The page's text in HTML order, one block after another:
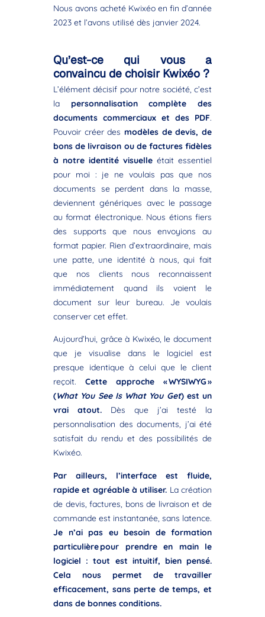
Nous avons acheté Kwixéo en fin d’année
2023 et l’avons utilisé dès janvier 2024.
Qu’est-ce qui vous a
convaincu de choisir Kwixéo ?
L’élément décisif pour notre société, c’est
la personnalisation complète des
documents commerciaux et des PDF.
Pouvoir créer des modèles de devis, de
bons de livraison ou de factures fidèles
à notre identité visuelle était essentiel
pour moi : je ne voulais pas que nos
documents se perdent dans la masse,
deviennent génériques avec le passage
au format électronique. Nous étions fiers
des supports que nous envoyions au
format papier. Rien d’extraordinaire, mais
une patte, une identité à nous, qui fait
que nos clients nous reconnaissent
immédiatement quand ils voient le
document sur leur bureau. Je voulais
conserver cet effet.
Aujourd’hui, grâce à Kwixéo, le document
que je visualise dans le logiciel est
presque identique à celui que le client
reçoit. Cette approche « WYSIWYG »
(What You See Is What You Get) est un
vrai atout. Dès que j’ai testé la
personnalisation des documents, j’ai été
satisfait du rendu et des possibilités de
Kwixéo.
Par ailleurs, l’interface est fluide,
rapide et agréable à utiliser. La création
de devis, factures, bons de livraison et de
commande est instantanée, sans latence.
Je n’ai pas eu besoin de formation
particulière pour prendre en main le
logiciel : tout est intuitif, bien pensé.
Cela nous permet de travailler
efficacement, sans perte de temps, et
dans de bonnes conditions.